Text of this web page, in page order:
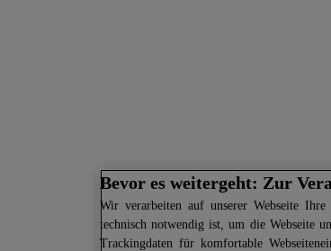
Bevor es weitergeht: Zur
Wir verarbeiten auf unserer Webseite
technisch notwendig ist, um die Webseite
Trackingdaten für komfortable